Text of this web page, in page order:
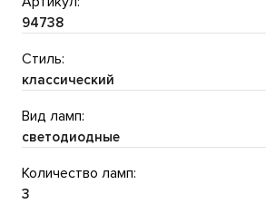
94738
Стиль:
классический
Вид ламп:
светодиодные
Количество ламп:
3